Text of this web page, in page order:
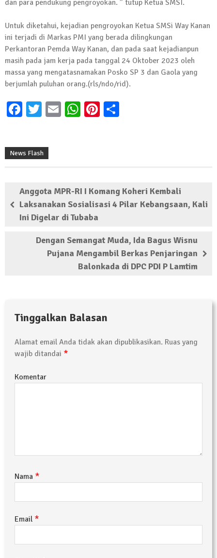
dan para pendukung pengroyokan. ” tutup Ketua SMSI.
Untuk diketahui, kejadian pengroyokan Ketua SMSi Way Kanan
ini terjadi di Markas PMI yang berada dilingkungan
Perkantoran Pemda Way Kanan, dan pada saat kejadianpun
masih pada jam kerja pada tanggal 24 Oktober 2023 oleh
massa yang mengatasnamakan Posko SP 3 dan Gaola yang
berjumlah puluhan orang.(rls/ndo/rid).
Facebook
Twitter
EmailWhatsApp
Pinterest
News Flash
Anggota MPR-RI I Komang Koheri Kembali
Laksanakan Sosialisasi 4 Pilar Kebangsaan, Kali
Ini Digelar di Tubaba
Dengan Semangat Muda, Ida Bagus Wisnu
Pujana Mengambil Berkas Penjaringan
Balonkada di DPC PDI P Lamtim
Tinggalkan Balasan
Alamat email Anda tidak akan dipublikasikan. Ruas yang
wajib ditandai *
Komentar
Nama *
Email *